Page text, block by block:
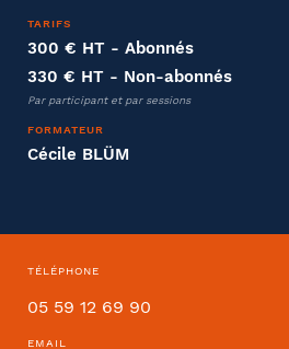
TARIFS
300 € HT - Abonnés
330 € HT - Non-abonnés
Par participant et par sessions
FORMATEUR
Cécile BLÜM
TÉLÉPHONE
05 59 12 69 90
EMAIL
Entreprise
Société